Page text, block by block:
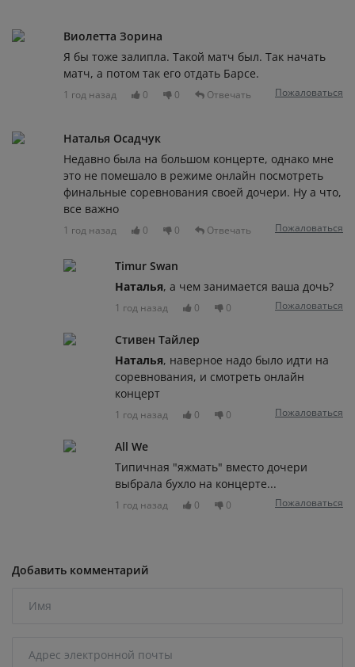
Виолетта Зорина
Я бы тоже залипла. Такой матч был. Так начать
матч, а потом так его отдать Барсе.
1 год назад 0 0 Отвечать Пожаловаться
Наталья Осадчук
Недавно была на большом концерте, однако мне
это не помешало в режиме онлайн посмотреть
финальные соревнования своей дочери. Ну а что,
все важно
1 год назад 0 0 Отвечать Пожаловаться
Timur Swan
Наталья, а чем занимается ваша дочь?
1 год назад 0 0 Пожаловаться
Стивен Тайлер
Наталья, наверное надо было идти на
соревнования, и смотреть онлайн
концерт
1 год назад 0 0 Пожаловаться
All We
Типичная "яжмать" вместо дочери
выбрала бухло на концерте...
1 год назад 0 0 Пожаловаться
Добавить комментарий